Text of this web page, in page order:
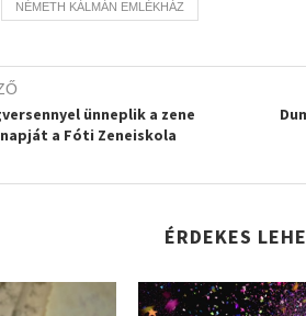
NÉMETH KÁLMÁN EMLÉKHÁZ
ünneplik a zene
a Fóti Zeneiskola
ÉRDEKES